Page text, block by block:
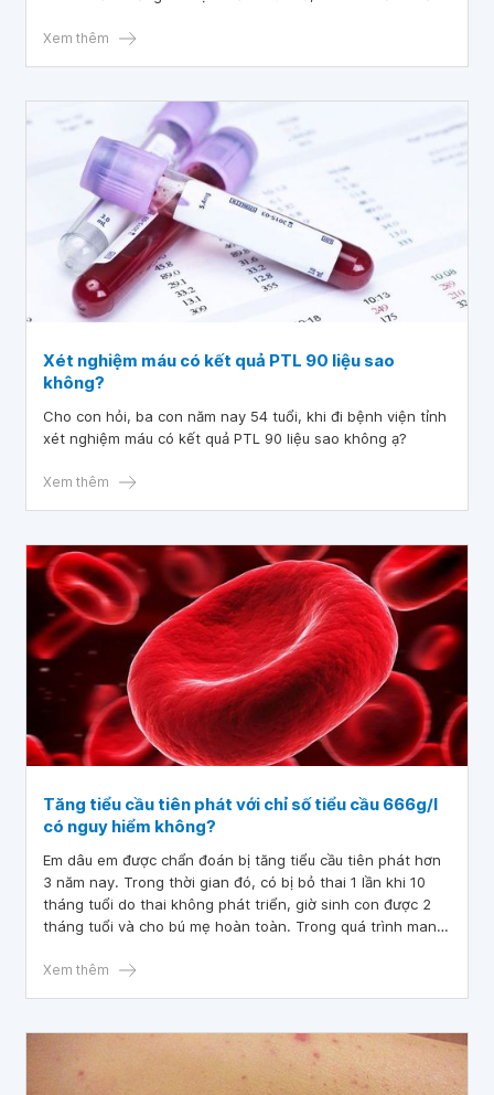
mắc các vấn đề về máu không? Khi bé về nhà có kêu đau
Xem thêm
Xét nghiệm máu có kết quả PTL 90 liệu sao
không?
Cho con hỏi, ba con năm nay 54 tuổi, khi đi bệnh viện tỉnh
xét nghiệm máu có kết quả PTL 90 liệu sao không ạ?
Xem thêm
Tăng tiểu cầu tiên phát với chỉ số tiểu cầu 666g/l
có nguy hiểm không?
Em dâu em được chẩn đoán bị tăng tiểu cầu tiên phát hơn
3 năm nay. Trong thời gian đó, có bị bỏ thai 1 lần khi 10
tháng tuổi do thai không phát triển, giờ sinh con được 2
tháng tuổi và cho bú mẹ hoàn toàn. Trong quá trình mang
lần bị ra máu trong thai kỳ, giờ vừa xét nghiệm là 666g/l.
nguy cơ nhưng không cho thuốc điều trị vì mẹ bé muốn
cho con bú thêm một thời gian nữa. Mong bác sĩ tư vấn
giúp. Em cảm ơn bác sĩ.
Xem thêm